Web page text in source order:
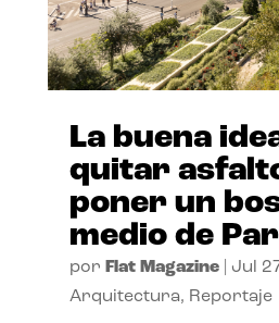
La buena
quitar
poner un
medio de
por Flat Magazine| Jul
Arquitectura, Reportaje